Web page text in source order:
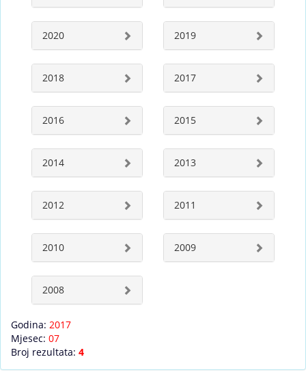
2020 2019
2018 2017
2016 2015
2014 2013
2012 2011
2010 2009
2008
Godina: 2017
Mjesec: 07
Broj rezultata: 4